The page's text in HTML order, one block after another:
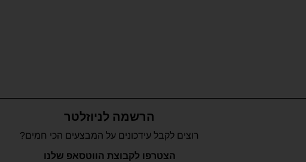
הרשמה לניוזלטר
רוצים לקבל עידכונים על המבצעים הכי חמים?
הצטרפו לקבוצת הווטסאפ שלנו